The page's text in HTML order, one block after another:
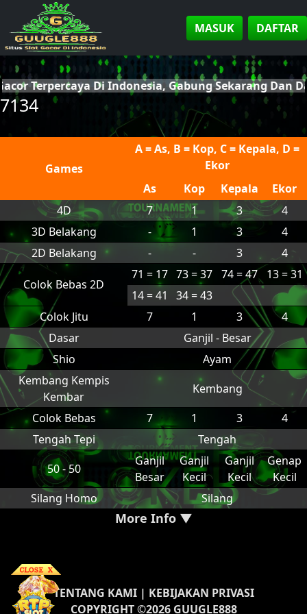
MASUK DAFTAR
Terpercaya Di Indonesia, Gabung Sekarang Dan
7134
Games
A = As, B = Kop, C = Kepala, D =
Ekor
As
Kop Kepala
Ekor
4D
7 1 3
4
3D Belakang
- 1 3
4
2D Belakang
- - 3 4
Colok Bebas 2D
71 = 17 73 = 37 74 = 47
13 = 31
14 = 41
34 = 43
Colok Jitu
7 1 3
4
Dasar
Ganjil - Besar
Shio
Ayam
Kembang Kempis
Kembar
Kembang
Colok Bebas
7 1 3
4
Tengah Tepi
Tengah
50 - 50
Ganjil
Besar
Ganjil
Kecil
Ganjil
Kecil
Genap
Kecil
Silang Homo
Silang
More Info ▼
TENTANG KAMI| KEBIJAKAN PRIVASI
COPYRIGHT ©2026 GUUGLE888